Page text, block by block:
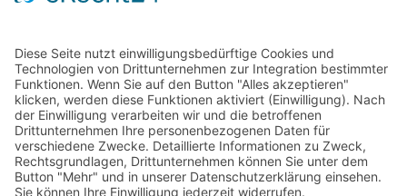
Einige Bilder von den Deutschen Meisterschaften 2014:
weitere Bilder hier anschauen--->>
Impressum
Datenschutz